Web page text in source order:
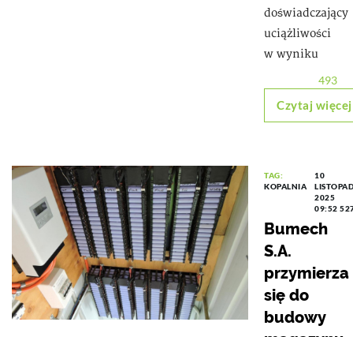
doświadczający
uciążliwości
w wyniku
493
Czytaj więcej
TAG:
KOPALNIA
10
2025
09:52
Bumech
S.A.
przymierza
się do
budowy